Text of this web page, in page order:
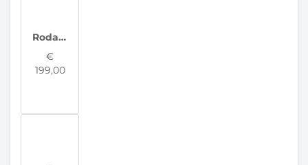
Rodania Dameshorloge Geneva R12008
€
199,00